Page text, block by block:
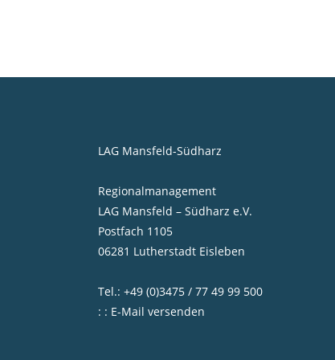
LAG Mansfeld-Südharz
Regionalmanagement
LAG Mansfeld – Südharz e.V.
Postfach 1105
06281 Lutherstadt Eisleben
Tel.: +49 (0)3475 / 77 49 99 500
: : E-Mail versenden